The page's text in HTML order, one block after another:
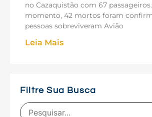
no Cazaquistão com 67
momento, 42 mortos foram
pessoas sobreviveram Avião
Leia Mais
Filtre Sua Busca